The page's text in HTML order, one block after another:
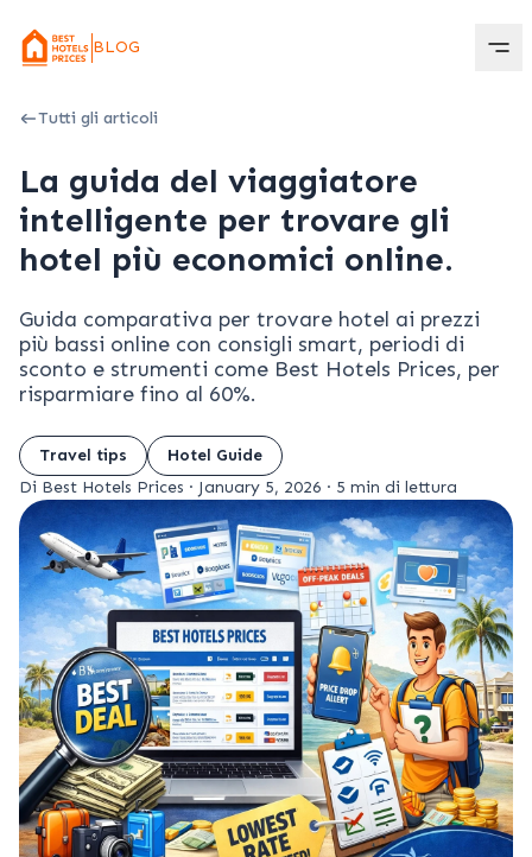
BLOG
Tutti gli articoli
La guida del viaggiatore
intelligente per trovare gli
hotel più economici online.
Guida comparativa per trovare hotel ai prezzi
più bassi online con consigli smart, periodi di
sconto e strumenti come Best Hotels Prices, per
risparmiare fino al 60%.
Travel tips
Hotel Guide
Di Best Hotels Prices · January 5, 2026 · 5 min di lettura